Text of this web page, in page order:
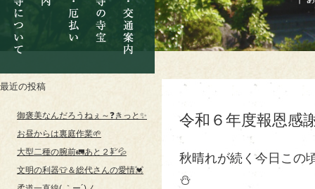
に
つ
い
払
い
の
寺
宝
通
案
内
最近の投稿
御褒美なんだろうねぇ～❓きっと✨
お昼からは裏庭作業🌱
大型二種の腕前🚛あと２㌢💦
文明の利器👕＆総代さんの愛情💓
令和６年度報恩感
秋晴れが続く今日この
⛄